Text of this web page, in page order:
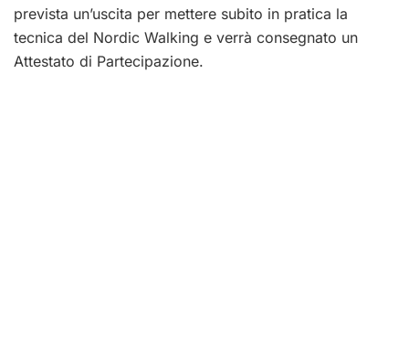
prevista un’uscita per mettere subito in pratica la
tecnica del Nordic Walking e verrà consegnato un
Attestato di Partecipazione.